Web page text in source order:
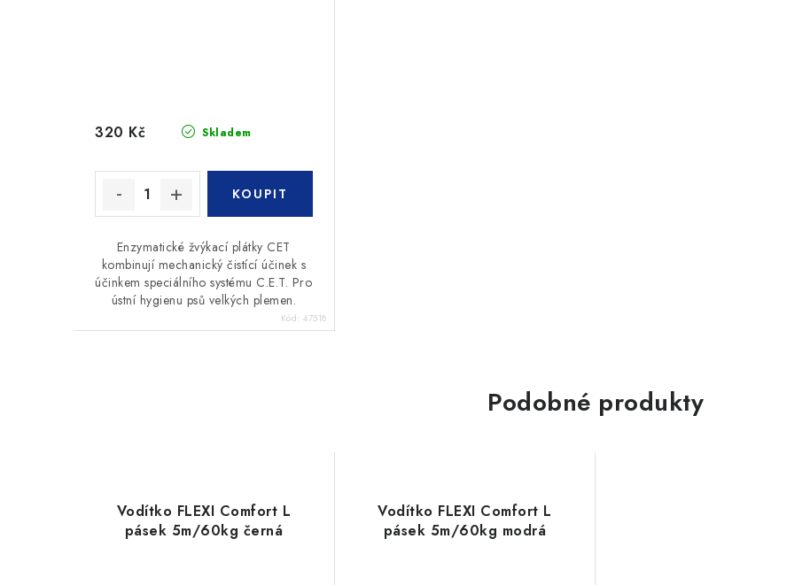
Skladem
320 Kč
Enzymatické žvýkací plátky CET
kombinují mechanický čistící účinek s
účinkem speciálního systému C.E.T. Pro
ústní hygienu psů velkých plemen.
Kód: 47518
Podobné produkty
Vodítko FLEXI Comfort L
pásek 5m/60kg černá
Vodítko FLEXI Comfort L
pásek 5m/60kg modrá